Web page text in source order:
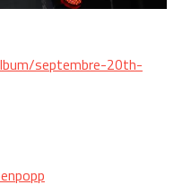
septembre-20th-